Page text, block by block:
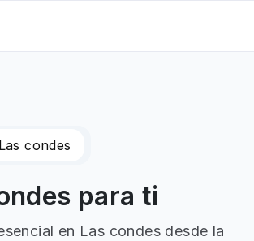
Las condes
para ti
en Las condes desde la